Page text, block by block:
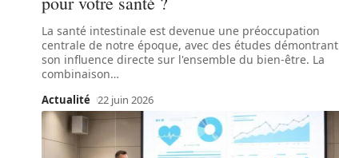
La santé intestinale est devenue une préoccupation
centrale de notre époque, avec des études démontrant
son influence directe sur l'ensemble du bien-être. La
combinaison…
Actualité 22 juin 2026